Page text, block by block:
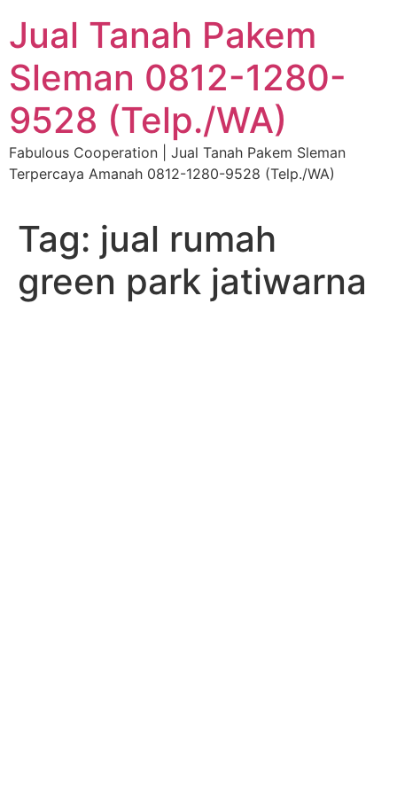
content
Jual Tanah Pakem
Sleman 0812-1280-
9528 (Telp./WA)
Fabulous Cooperation | Jual Tanah Pakem Sleman
Terpercaya Amanah 0812-1280-9528 (Telp./WA)
Tag: jual rumah
green park jatiwarna